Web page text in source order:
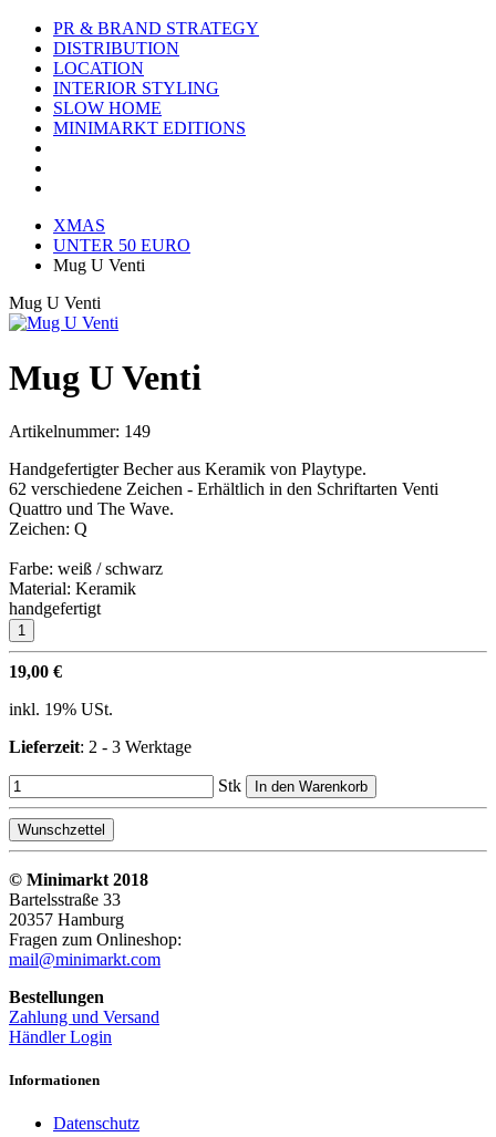
PR & BRAND STRATEGY
DISTRIBUTION
LOCATION
INTERIOR STYLING
SLOW HOME
MINIMARKT EDITIONS
XMAS
UNTER 50 EURO
Mug U Venti
Mug U Venti
Mug U Venti
Artikelnummer: 149
Handgefertigter Becher aus Keramik von Playtype.
62 verschiedene Zeichen - Erhältlich in den Schriftarten Venti
Quattro und The Wave.
Zeichen: Q
Farbe: weiß / schwarz
Material: Keramik
handgefertigt
19,00 €
inkl. 19% USt.
Lieferzeit: 2 - 3 Werktage
Stk In den Warenkorb
Wunschzettel
© Minimarkt 2018
Bartelsstraße 33
20357 Hamburg
Fragen zum Onlineshop:
mail@minimarkt.com
Bestellungen
Zahlung und Versand
Händler Login
Informationen
Datenschutz